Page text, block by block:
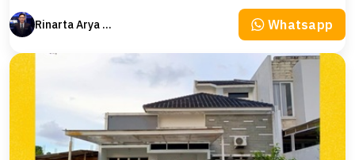
Rinarta Arya Nanda Whatsapp